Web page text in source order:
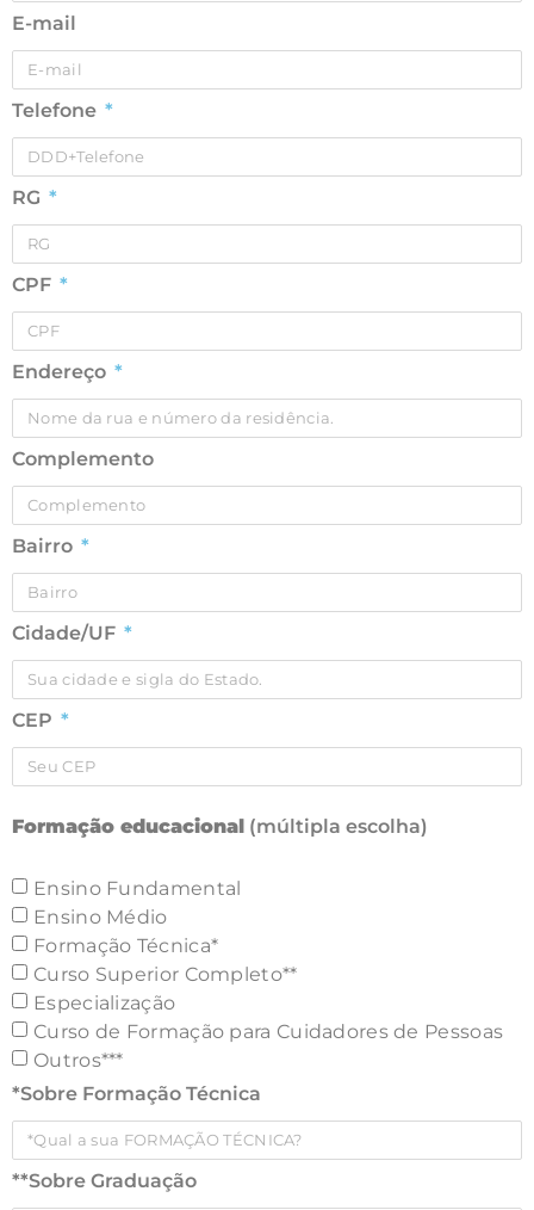
E-mail
Telefone
RG
CPF
Endereço
Complemento
Bairro
Cidade/UF
CEP
Formação educacional (múltipla escolha)
Ensino Fundamental
Ensino Médio
Formação Técnica*
Curso Superior Completo**
Especialização
Curso de Formação para Cuidadores de Pessoas
Outros***
*Sobre Formação Técnica
**Sobre Graduação